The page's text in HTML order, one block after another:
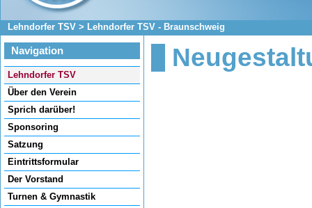
Lehndorfer TSV > Lehndorfer TSV - Braunschweig
Navigation
Navigation
überspringen
Lehndorfer TSV
Über den Verein
Sprich darüber!
Sponsoring
Satzung
Eintrittsformular
Der Vorstand
Turnen & Gymnastik